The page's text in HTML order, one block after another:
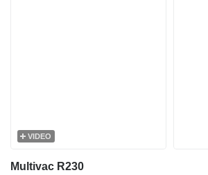
VIDEO
Multivac R230